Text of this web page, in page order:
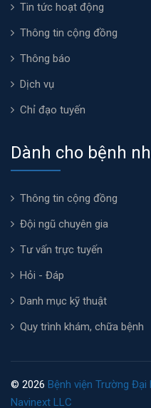
Tin tức hoạt động
Thông tin cộng đồng
Thông báo
Dịch vụ
Chỉ đạo tuyến
Dành cho bệnh
Thông tin cộng đồng
Đội ngũ chuyên gia
Tư vấn trực tuyến
Hỏi - Đáp
Danh mục kỹ thuật
Quy trình khám, chữa bệnh
© 2026 Bệnh viện Trường
Navinext LLC